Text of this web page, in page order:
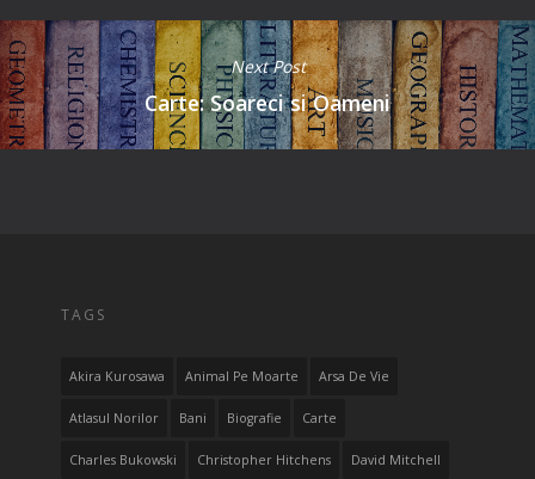
Next Post
Carte: Soareci si Oameni
TAGS
Akira Kurosawa Animal Pe Moarte Arsa De Vie
Atlasul Norilor Bani Biografie Carte
Charles Bukowski Christopher Hitchens David Mitchell